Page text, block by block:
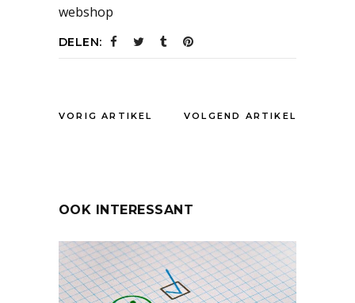
webshop
DELEN:
VORIG ARTIKEL VOLGEND ARTIKEL
OOK INTERESSANT